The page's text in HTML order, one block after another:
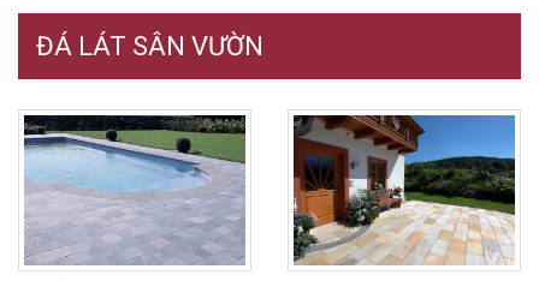
ĐÁ LÁT SÂN VƯỜN